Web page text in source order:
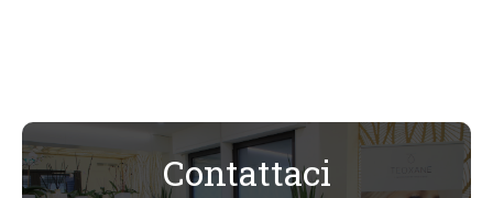
Contattaci